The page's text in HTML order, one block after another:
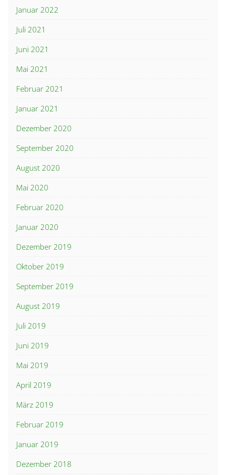
Januar 2022
Juli 2021
Juni 2021
Mai 2021
Februar 2021
Januar 2021
Dezember 2020
September 2020
August 2020
Mai 2020
Februar 2020
Januar 2020
Dezember 2019
Oktober 2019
September 2019
August 2019
Juli 2019
Juni 2019
Mai 2019
April 2019
März 2019
Februar 2019
Januar 2019
Dezember 2018